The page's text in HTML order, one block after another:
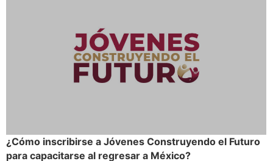
¿Cómo inscribirse a Jóvenes Construyendo el Futuro
para capacitarse al regresar a México?